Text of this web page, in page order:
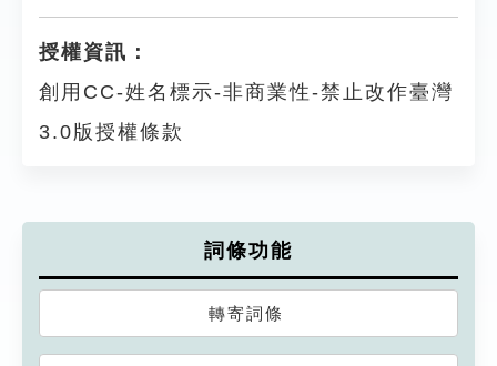
授權資訊：
創用CC-姓名標示-非商業性-禁止改作臺灣
3.0版授權條款
詞條功能
轉寄詞條